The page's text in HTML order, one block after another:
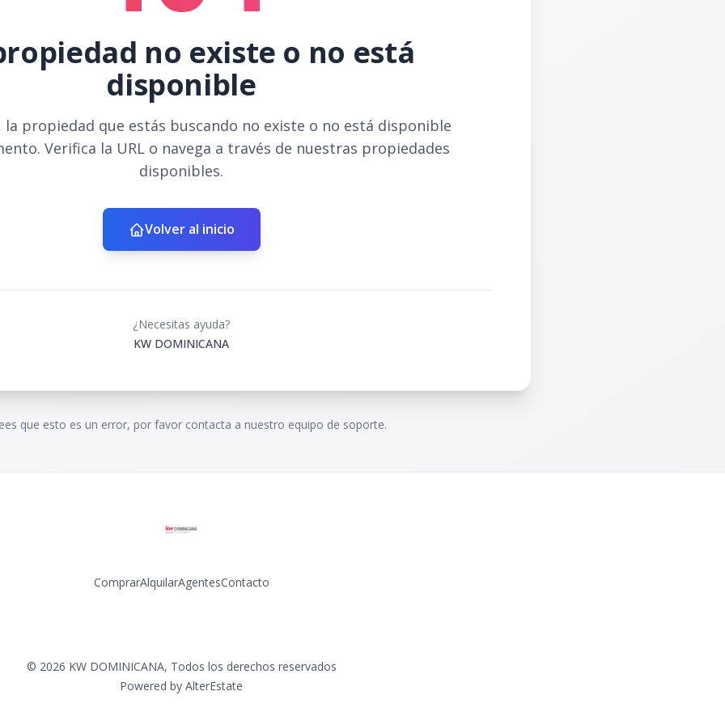
no existe o no está
disponible
propiedad que estás buscando no existe o no está disponible
Verifica la URL o navega a través de nuestras propiedades
disponibles.
Volver al inicio
¿Necesitas ayuda?
KW DOMINICANA
que esto es un error, por favor contacta a nuestro equipo de soporte.
ComprarAlquilarAgentesContacto
© 2026 KW DOMINICANA, Todos los derechos reservados
Powered by AlterEstate